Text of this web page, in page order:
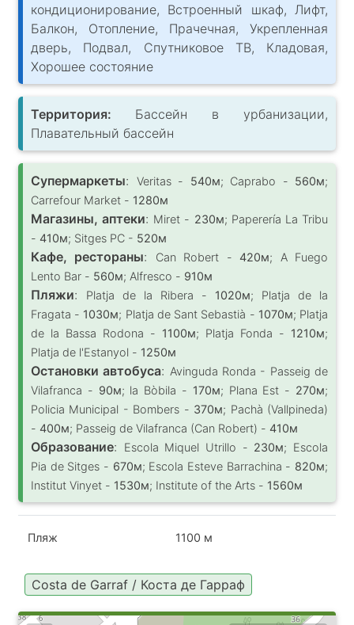
кондиционирование, Встроенный шкаф, Лифт,
Балкон, Отопление, Прачечная, Укрепленная
дверь, Подвал, Спутниковое ТВ, Кладовая,
Хорошее состояние
Территория: Бассейн в урбанизации,
Плавательный бассейн
Супермаркеты: Veritas - 540м; Caprabo - 560м;
Carrefour Market - 1280м
Магазины, аптеки: Miret - 230м; Paperería La Tribu
- 410м; Sitges PC - 520м
Кафе, рестораны: Can Robert -420м; A Fuego
Lento Bar - 560м; Alfresco - 910м
Пляжи: Platja de la Ribera - 1020м; Platja de la
Fragata - 1030м; Platja de Sant Sebastià - 1070м; Platja
de la Bassa Rodona - 1100м; Platja Fonda - 1210м;
Platja de l'Estanyol - 1250м
Остановки автобуса: Avinguda Ronda - Passeig de
Vilafranca - 90м; la Bòbila - 170м; Plana Est - 270м;
Policia Municipal - Bombers - 370м; Pachà (Vallpineda)
- 400м; Passeig de Vilafranca (Can Robert) - 410м
Образование: Escola Miquel Utrillo - 230м; Escola
Pia de Sitges - 670м; Escola Esteve Barrachina - 820м;
Institut Vinyet - 1530м; Institute of the Arts - 1560м
Пляж 1100 м
Costa de Garraf / Коста де Гарраф